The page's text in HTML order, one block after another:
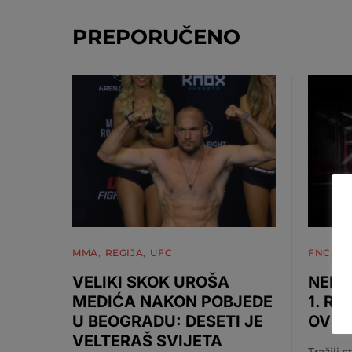
PREPORUČENO
MMA REGIJA UFC
VELIKI SKOK UROŠA
MEDIĆA NAKON POBJEDE
U BEOGRADU: DESETI JE
VELTERAŠ SVIJETA
FNC
1.
OV